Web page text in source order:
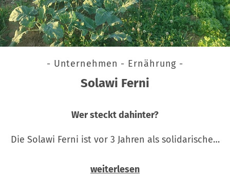
- Unternehmen - Ernährung -
Solawi Ferni
Wer steckt dahinter?
Die Solawi Ferni ist vor 3 Jahren als solidarische…
weiterlesen